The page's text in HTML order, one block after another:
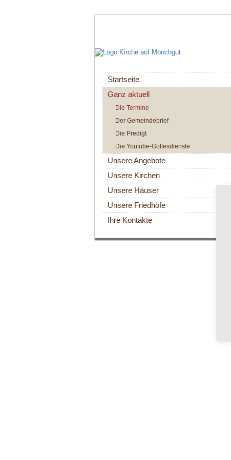
Navigation
überspringen
Startseite
Ganz aktuell
Die Termine
Der Gemeindebrief
Die Predigt
Die Youtube-Gottesdienste
Unsere Angebote
Unsere Kirchen
Unsere Häuser
Unsere Friedhöfe
Ihre Kontakte